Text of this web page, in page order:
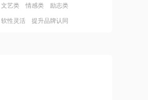
文艺类 情感类 励志类
软性灵活 提升品牌认同